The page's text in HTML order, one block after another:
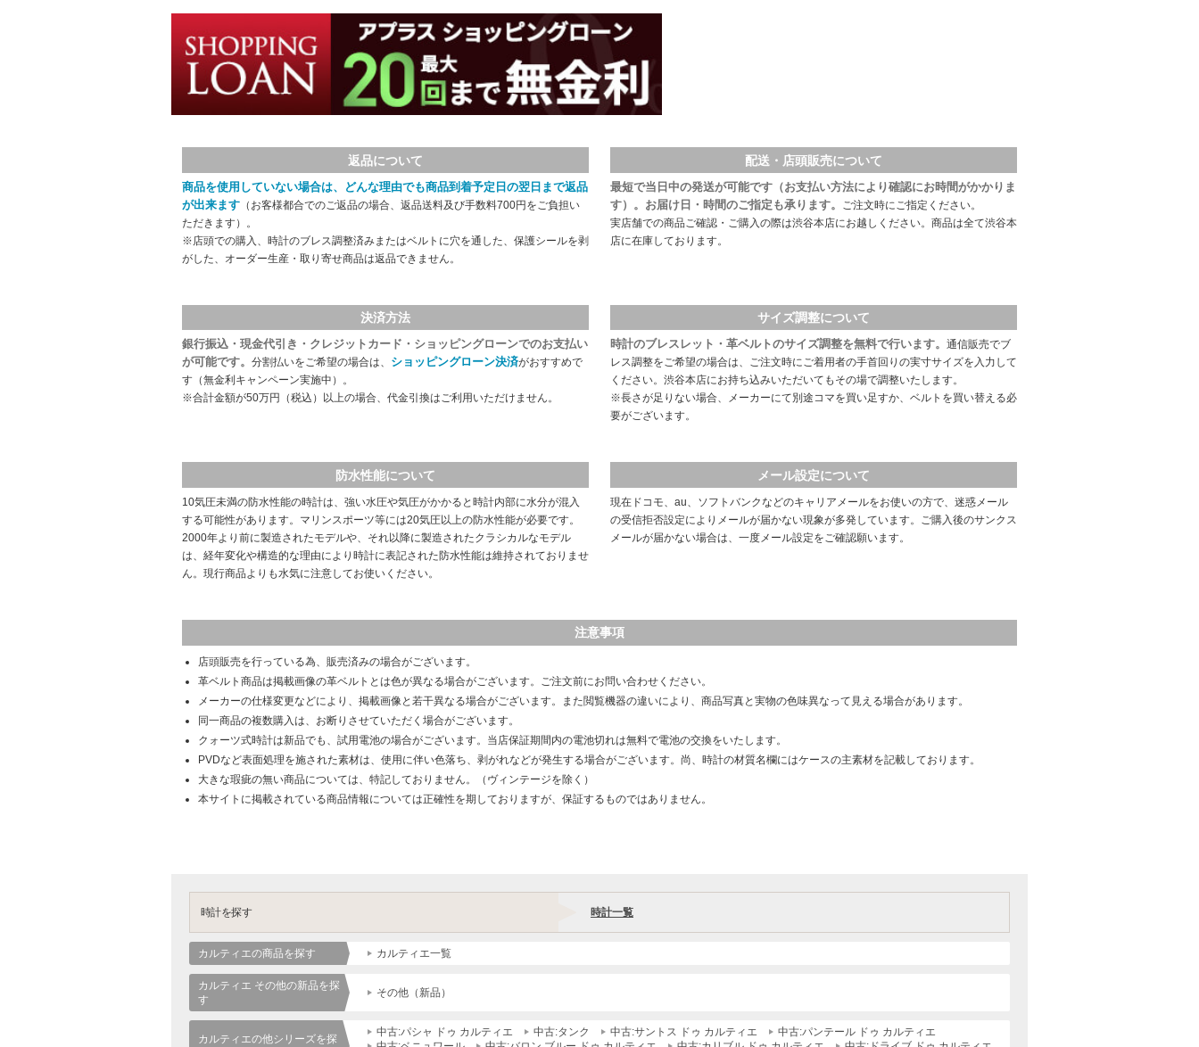
返品について
商品を使用していない場合は、どんな理由でも商品到着予定日の翌日まで返品
が出来ます （お客様都合でのご返品の場合、返品送料及び手数料700円をご負担い
ただきます）。
※店頭での購入、時計のブレス調整済みまたはベルトに穴を通した、保護シールを剥
がした、オーダー生産・取り寄せ商品は返品できません。
配送・店頭販売について
最短で当日中の発送が可能です（お支払い方法により確認にお時間がかかりま
す）。お届け日・時間のご指定も承ります。
ご注文時にご指定ください。
実店舗での商品ご確認・ご購入の際は渋谷本店にお越しください。商品は全て渋谷本
店に在庫しております。
決済方法
銀行振込・現金代引き・クレジットカード・ショッピングローンでのお支払い
が可能です。 分割払いをご希望の場合は、 ショッピングローン決済がおすすめで
す（無金利キャンペーン実施中）。
※合計金額が50万円（税込）以上の場合、代金引換はご利用いただけません。
サイズ調整について
時計のブレスレット・革ベルトのサイズ調整を無料で行います。 通信販売でブ
レス調整をご希望の場合は、ご注文時にご着用者の手首回りの実寸サイズを入力して
ください。渋谷本店にお持ち込みいただいてもその場で調整いたします。
※長さが足りない場合、メーカーにて別途コマを買い足すか、ベルトを買い替える必
要がございます。
防水性能について
10気圧未満の防水性能の時計は、強い水圧や気圧がかかると時計内部に水分が混入
する可能性があります。マリンスポーツ等には20気圧以上の防水性能が必要です。
2000年より前に製造されたモデルや、それ以降に製造されたクラシカルなモデル
は、経年変化や構造的な理由により時計に表記された防水性能は維持されておりませ
ん。現行商品よりも水気に注意してお使いください。
メール設定について
現在ドコモ、au、ソフトバンクなどのキャリアメールをお使いの方で、迷惑メール
の受信拒否設定によりメールが届かない現象が多発しています。ご購入後のサンクス
メールが届かない場合は、一度メール設定をご確認願います。
注意事項
店頭販売を行っている為、販売済みの場合がございます。
革ベルト商品は掲載画像の革ベルトとは色が異なる場合がございます。ご注文前にお問い合わせください。
メーカーの仕様変更などにより、掲載画像と若干異なる場合がございます。また閲覧機器の違いにより、商品写真と実物の色味異なって見える場合があります。
同一商品の複数購入は、お断りさせていただく場合がございます。
クォーツ式時計は新品でも、試用電池の場合がございます。当店保証期間内の電池切れは無料で電池の交換をいたします。
PVDなど表面処理を施された素材は、使用に伴い色落ち、剥がれなどが発生する場合がございます。尚、時計の材質名欄にはケースの主素材を記載しております。
大きな瑕疵の無い商品については、特記しておりません。（ヴィンテージを除く）
本サイトに掲載されている商品情報については正確性を期しておりますが、保証するものではありません。
時計を探す 時計一覧
カルティエの商品を探す カルティエ一覧
カルティエ その他の新品を探
す
その他（新品）
カルティエの他シリーズを探
中古:パシャ ドゥ カルティエ 中古:タンク 中古:サントス ドゥ カルティエ
中古:パンテール ドゥ カルティエ